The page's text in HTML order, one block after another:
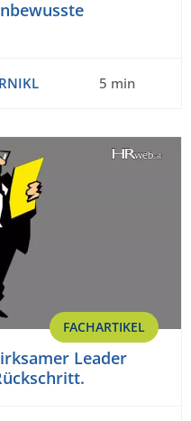
5 min
FACHARTIKEL
Leader